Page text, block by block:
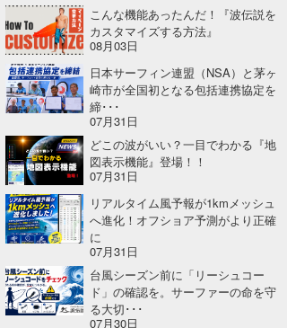
こんな機能あったんだ！『波伝説を
カスタマイズする方法』
08月03日
日本サーフィン連盟（NSA）と茅ヶ
崎市が全国初となる包括連携協定を
締･･･
07月31日
どこの波がいい？一目でわかる『地
図表示機能』登場！！
07月31日
リアルタイム風予報が1kmメッシュ
へ進化！オフショア予測がより正確
に
07月31日
台風シーズン前に「リーシュコー
ド」の確認を。サーファーの命を守
る大切･･･
07月30日